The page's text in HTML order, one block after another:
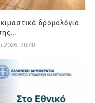
δρομολόγια
20:48